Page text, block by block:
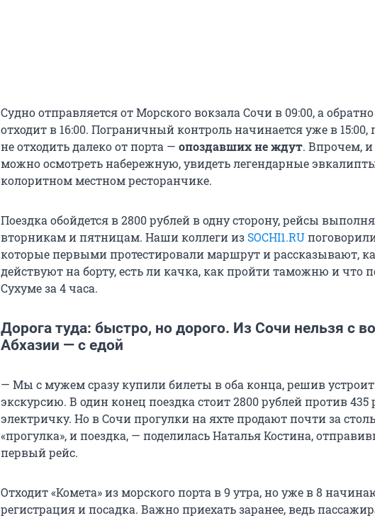
Судно отправляется от Морского вокзала Сочи в 09:00, а
отходит в 16:00. Пограничный контроль начинается уже в
не отходить далеко от порта — опоздавших не ждут. Впрочем, и
можно осмотреть набережную, увидеть легендарные
колоритном местном ресторанчике.
Поездка обойдется в 2800 рублей в одну сторону, рейсы
вторникам и пятницам. Наши коллеги из SOCHI1.RU
которые первыми протестировали маршрут и рассказывают,
действуют на борту, есть ли качка, как пройти таможню и что
Сухуме за 4 часа.
Дорога туда: быстро, но дорого. Из Сочи нельзя с
Абхазии — с едой
— Мы с мужем сразу купили билеты в оба конца, решив
экскурсию. В один конец поездка стоит 2800 рублей против 435
электричку. Но в Сочи прогулки на яхте продают почти за
«прогулка», и поездка, — поделилась Наталья Костина,
первый рейс.
Отходит «Комета» из морского порта в 9 утра, но уже в 8
регистрация и посадка. Важно приехать заранее, ведь